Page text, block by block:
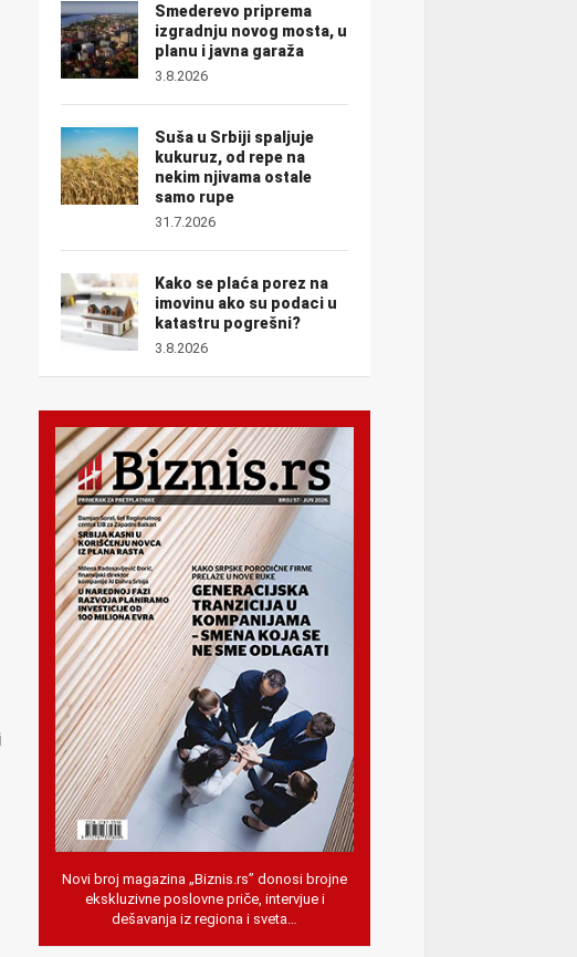
Smederevo priprema
izgradnju novog mosta, u
planu i javna garaža
3.8.2026
Suša u Srbiji spaljuje
kukuruz, od repe na
nekim njivama ostale
samo rupe
31.7.2026
Kako se plaća porez na
imovinu ako su podaci u
katastru pogrešni?
3.8.2026
Novi broj magazina „Biznis.rs” donosi brojne
ekskluzivne poslovne priče, intervjue i
dešavanja iz regiona i sveta…